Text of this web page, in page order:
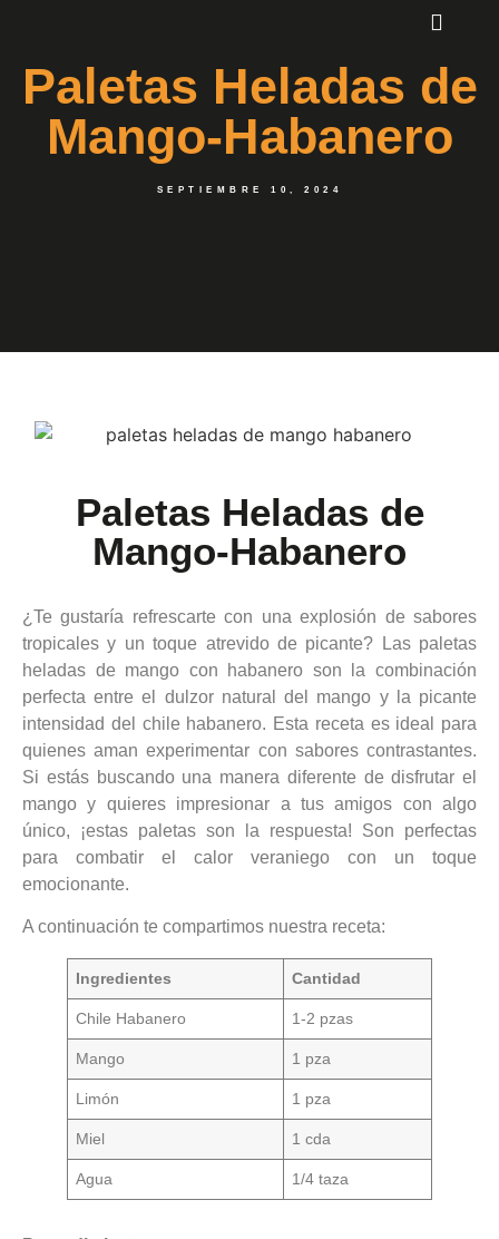
Paletas Heladas de
Mango-Habanero
SEPTIEMBRE 10, 2024
Paletas Heladas de
Mango-Habanero
¿Te gustaría refrescarte con una explosión de sabores
tropicales y un toque atrevido de picante? Las paletas
heladas de mango con habanero son la combinación
perfecta entre el dulzor natural del mango y la picante
intensidad del chile habanero. Esta receta es ideal para
quienes aman experimentar con sabores contrastantes.
Si estás buscando una manera diferente de disfrutar el
mango y quieres impresionar a tus amigos con algo
único, ¡estas paletas son la respuesta! Son perfectas
para combatir el calor veraniego con un toque
emocionante.
A continuación te compartimos nuestra receta:
Ingredientes Cantidad
Chile Habanero 1-2 pzas
Mango 1 pza
Limón 1 pza
Miel 1 cda
Agua 1/4 taza